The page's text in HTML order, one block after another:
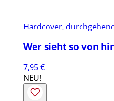
Hardcover,
Wer sieht so von
7,95€
NEU!